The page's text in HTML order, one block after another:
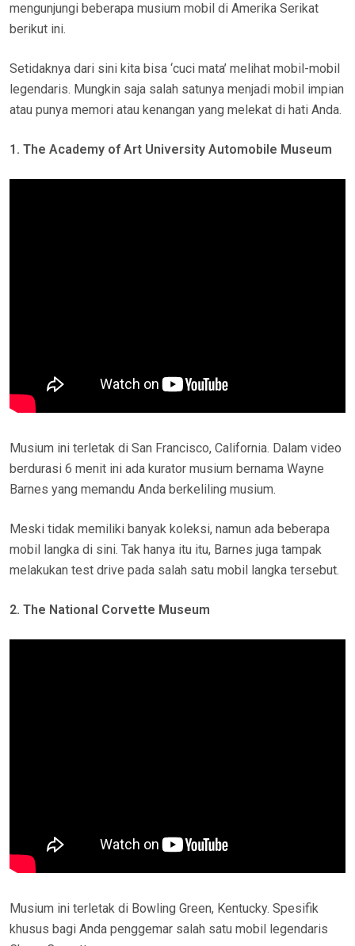
mengunjungi beberapa musium mobil di Amerika Serikat
berikut ini.
Setidaknya dari sini kita bisa ‘cuci mata’ melihat mobil-mobil
legendaris. Mungkin saja salah satunya menjadi mobil impian
atau punya memori atau kenangan yang melekat di hati Anda.
1. The Academy of Art University Automobile Museum
Musium ini terletak di San Francisco, California. Dalam video
berdurasi 6 menit ini ada kurator musium bernama Wayne
Barnes yang memandu Anda berkeliling musium.
Meski tidak memiliki banyak koleksi, namun ada beberapa
mobil langka di sini. Tak hanya itu itu, Barnes juga tampak
melakukan test drive pada salah satu mobil langka tersebut.
2. The National Corvette Museum
Musium ini terletak di Bowling Green, Kentucky. Spesifik
khusus bagi Anda penggemar salah satu mobil legendaris